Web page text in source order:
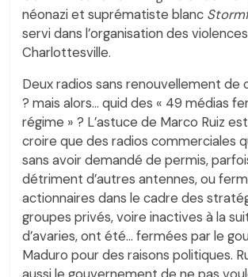
néonazi et suprématiste blanc
servi dans l’organisation des
Charlottesville.
Deux radios sans renouvellement de
? mais alors… quid des « 49 médias
régime » ? L’astuce de Marco Ruiz
croire que des radios commerciales
sans avoir demandé de permis,
détriment d’autres antennes, ou
actionnaires dans le cadre des
groupes privés, voire inactives à la
d’avaries, ont été… fermées par le
Maduro pour des raisons politiques.